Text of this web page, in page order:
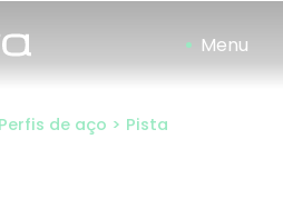
Perfis de aço > Pista